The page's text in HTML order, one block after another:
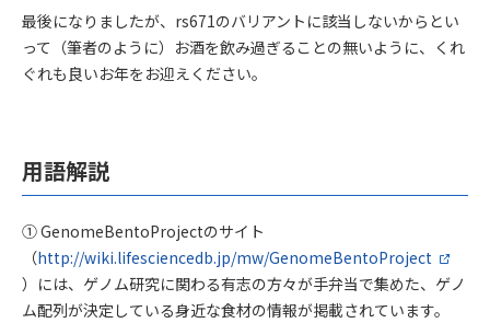
最後になりましたが、rs671のバリアントに該当しないからとい
って（筆者のように）お酒を飲み過ぎることの無いように、くれ
ぐれも良いお年をお迎えください。
用語解説
① GenomeBentoProjectのサイト
（http://wiki.lifesciencedb.jp/mw/GenomeBentoProject
）には、ゲノム研究に関わる有志の方々が手弁当で集めた、ゲノ
ム配列が決定している身近な食材の情報が掲載されています。